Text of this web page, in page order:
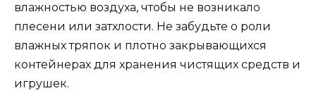
влажностью воздуха, чтобы не возникало
плесени или затхлости. Не забудьте о роли
влажных тряпок и плотно закрывающихся
контейнерах для хранения чистящих средств и
игрушек.